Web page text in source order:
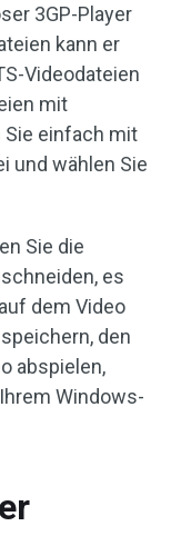
3GP-Player
kann er
Videodateien
mit
Sie einfach mit
und wählen Sie
Sie die
es
dem Video
den
abspielen,
Windows-